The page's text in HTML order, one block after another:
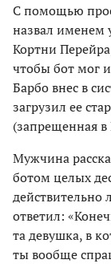
С помощью
назвал именем
Кортни
чтобы бот мог
Барбо внес в
загрузил ее
(запрещенная в
Мужчина
ботом целых
действительно
ответил:
та девушка, в
ты вообще